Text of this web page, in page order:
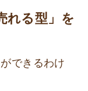
れる型」を
できるわけ